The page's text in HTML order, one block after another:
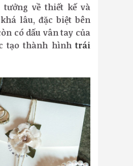
về thiết kế và
lâu, đặc biệt bên
có dấu vân tay của
tạo thành hình trái